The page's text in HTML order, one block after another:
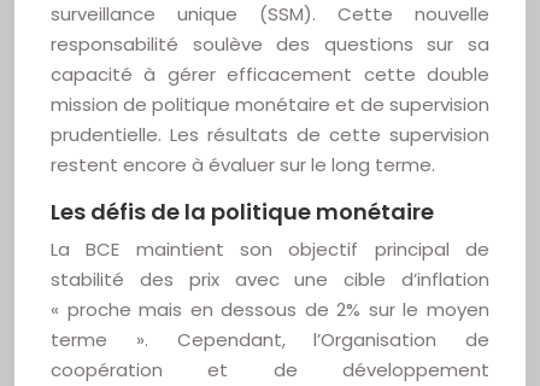
surveillance unique (SSM). Cette nouvelle
responsabilité soulève des questions sur sa
capacité à gérer efficacement cette double
mission de politique monétaire et de supervision
prudentielle. Les résultats de cette supervision
restent encore à évaluer sur le long terme.
Les défis de la politique monétaire
La BCE maintient son objectif principal de
stabilité des prix avec une cible d’inflation
« proche mais en dessous de 2% sur le moyen
terme ». Cependant, l’Organisation de
coopération et de développement